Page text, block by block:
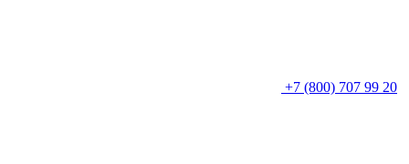
+7 (800) 707 99 20